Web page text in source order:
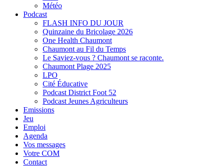
Météo
Podcast
FLASH INFO DU JOUR
Quinzaine du Bricolage 2026
One Health Chaumont
Chaumont au Fil du Temps
Le Saviez-vous ? Chaumont se raconte.
Chaumont Plage 2025
LPO
Cité Éducative
Podcast District Foot 52
Podcast Jeunes Agriculteurs
Emissions
Jeu
Emploi
Agenda
Vos messages
Votre COM
Contact